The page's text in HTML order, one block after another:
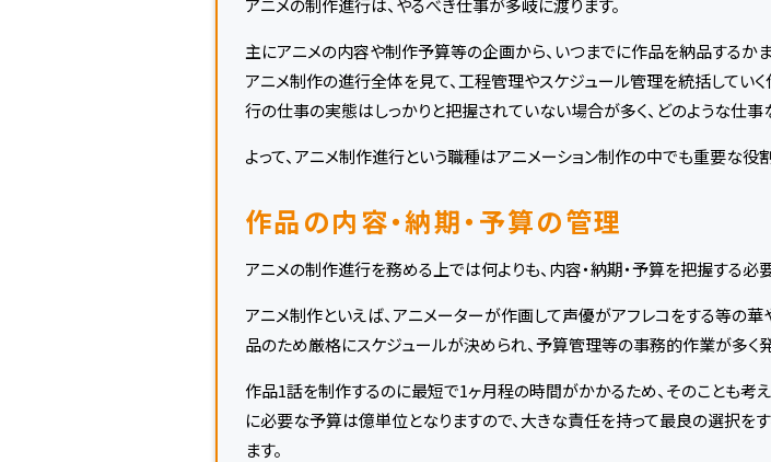
アニメの制作進行は、やるべき仕事が多岐に渡ります。
主にアニメの内容や制作予算等の企画から、いつまでに作品を納品するか
アニメ制作の進行全体を見て、工程管理やスケジュール管理を統括してい
行の仕事の実態はしっかりと把握されていない場合が多く、どのような仕事
よって、アニメ制作進行という職種はアニメーション制作の中でも重要な役
作品の内容・納期・予算の管理
アニメの制作進行を務める上では何よりも、内容・納期・予算を把握する必
アニメ制作といえば、アニメーターが作画して声優がアフレコをする等の
品のため厳格にスケジュールが決められ、予算管理等の事務的作業が多く発
作品1話を制作するのに最短で1ヶ月程の時間がかかるため、そのことも考
に必要な予算は億単位となりますので、大きな責任を持って最良の選択を
ます。